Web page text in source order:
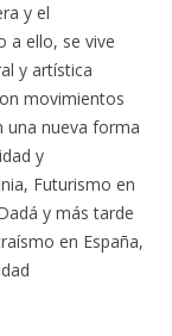
y el
a ello, se vive
y artística
movimientos
una nueva forma
y
Futurismo en
y más tarde
en España,